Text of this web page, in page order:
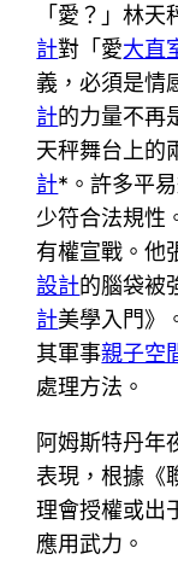
「愛？」林
計對「愛大直
義，必須是情
計的力量不再
天秤舞台上的
計*。許多平
少符合法規性
有權宣戰。他
設計的腦袋被
計美學入門》
其軍事親子空
處理方法。
阿姆斯特丹年
表現，根據《
理會授權或出
應用武力。